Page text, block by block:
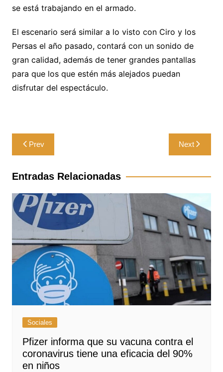
se está trabajando en el armado.
El escenario será similar a lo visto con Ciro y los
Persas el año pasado, contará con un sonido de
gran calidad, además de tener grandes pantallas
para que los que estén más alejados puedan
disfrutar del espectáculo.
Navegación
de
entradas
Prev Next
Entradas Relacionadas
Sociales
Pfizer informa que su vacuna contra el
coronavirus tiene una eficacia del 90%
en niños